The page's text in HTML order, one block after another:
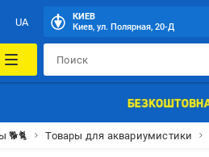
UA
КИЕВ
Киев, ул. Полярная, 20-Д
🐕🐈 Товары для аквариумистики